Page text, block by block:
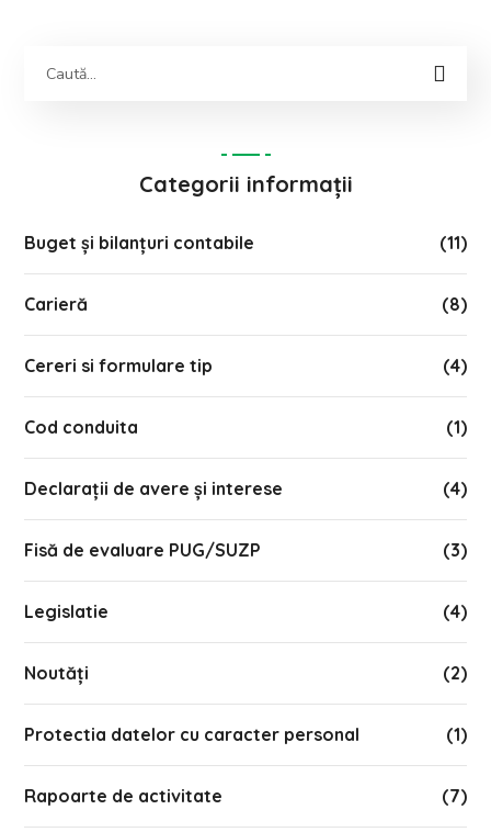
Categorii informații
Buget și bilanțuri contabile (11)
Carieră (8)
Cereri si formulare tip (4)
Cod conduita (1)
Declarații de avere și interese (4)
Fisă de evaluare PUG/SUZP (3)
Legislatie (4)
Noutăți (2)
Protectia datelor cu caracter personal (1)
Rapoarte de activitate (7)